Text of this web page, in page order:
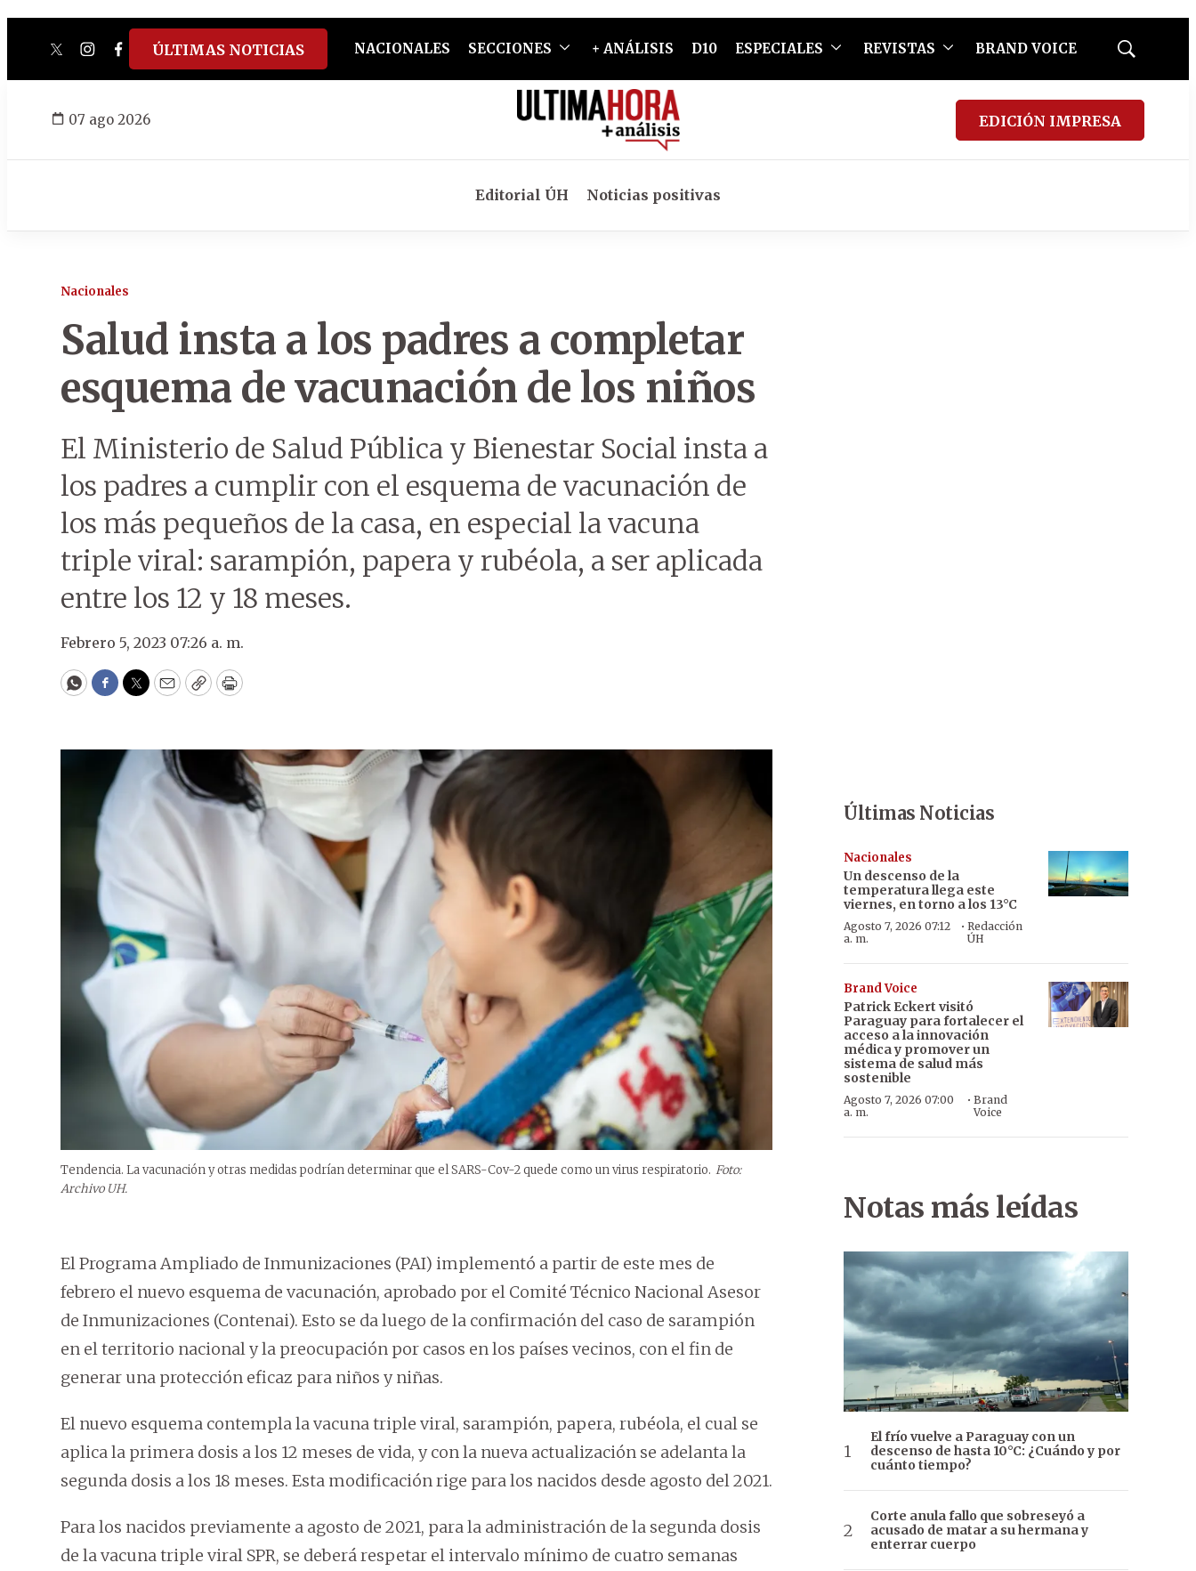
twitterinstagram
facebook
tiktokyoutube
spotify
ÚLTIMAS NOTICIAS NACIONALES SECCIONES + ANÁLISIS D10 ESPECIALES REVISTAS BRAND VOICE
Mostrar
07 ago 2026 EDICIÓN IMPRESA
Editorial ÚH Noticias positivas
Nacionales
Salud insta a los padres a completar
esquema de vacunación de los niños
El Ministerio de Salud Pública y Bienestar Social insta a
los padres a cumplir con el esquema de vacunación de
los más pequeños de la casa, en especial la vacuna
triple viral: sarampión, papera y rubéola, a ser aplicada
entre los 12 y 18 meses.
Febrero 5, 2023 07:26 a. m.
WhatsApp
Facebook
Twitter
EmailCopyPrint
Tendencia. La vacunación y otras medidas podrían determinar que el SARS-Cov-2 quede como un virus respiratorio. Foto:
Archivo UH.
El Programa Ampliado de Inmunizaciones (PAI) implementó a partir de este mes de
febrero el nuevo esquema de vacunación, aprobado por el Comité Técnico Nacional Asesor
de Inmunizaciones (Contenai). Esto se da luego de la confirmación del caso de sarampión
en el territorio nacional y la preocupación por casos en los países vecinos, con el fin de
generar una protección eficaz para niños y niñas.
El nuevo esquema contempla la vacuna triple viral, sarampión, papera, rubéola, el cual se
aplica la primera dosis a los 12 meses de vida, y con la nueva actualización se adelanta la
segunda dosis a los 18 meses. Esta modificación rige para los nacidos desde agosto del 2021.
Para los nacidos previamente a agosto de 2021, para la administración de la segunda dosis
de la vacuna triple viral SPR, se deberá respetar el intervalo mínimo de cuatro semanas
Últimas Noticias
Nacionales
Un descenso de la
temperatura llega este
viernes, en torno a los 13°C
Agosto 7, 2026 07:12
a. m.
· Redacción
ÚH
Brand Voice
Patrick Eckert visitó
Paraguay para fortalecer el
acceso a la innovación
médica y promover un
sistema de salud más
sostenible
Agosto 7, 2026 07:00
a. m.
· Brand
Voice
Notas más leídas
El frío vuelve a Paraguay con un
descenso de hasta 10°C: ¿Cuándo y por
cuánto tiempo?
Corte anula fallo que sobreseyó a
acusado de matar a su hermana y
enterrar cuerpo